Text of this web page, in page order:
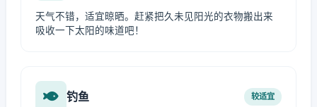
天气不错，适宜晾晒。赶紧把久未见阳光的衣物搬出来
吸收一下太阳的味道吧！
钓鱼 较适宜